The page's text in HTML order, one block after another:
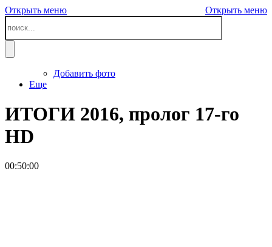
Открыть меню Открыть меню
Добавить фото
Еще
ИТОГИ 2016, пролог 17-го
HD
00:50:00